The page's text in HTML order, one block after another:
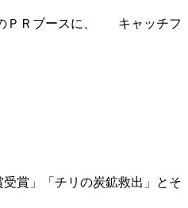
ブースに、 キャッチフ
」「チリの炭鉱救出」とそ